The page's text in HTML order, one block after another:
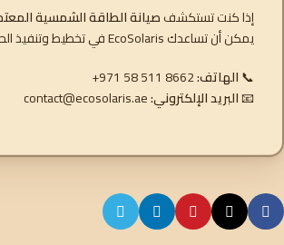
إذا كنت تستكشفصيانة الطاقة الشمسية
يمكن أن تساعدك EcoSolaris في تخطيط وتنفيذ الحل الصحيح.
📞الهاتف:+971 58 511 8662
📧البريد الإلكتروني:contact@ecosolaris.ae